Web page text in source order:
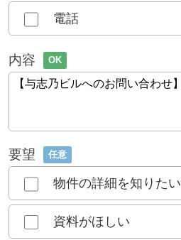
電話
内容 OK
要望 任意
物件の詳細を知りたい
資料がほしい